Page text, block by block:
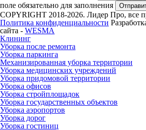
поле обязательно для заполнения
COPYRIGHT 2018-2026. Лидер Про, все
Политика конфиденциальности
сайта - WESMA
Клининг
Уборка после ремонта
Уборка паркинга
Механизированная уборка территории
Уборка медицинских учреждений
Уборка придомовой территории
Уборка офисов
Уборка стройплощадок
Уборка государственных объектов
Уборка аэропортов
Уборка дорог
Уборка гостиниц